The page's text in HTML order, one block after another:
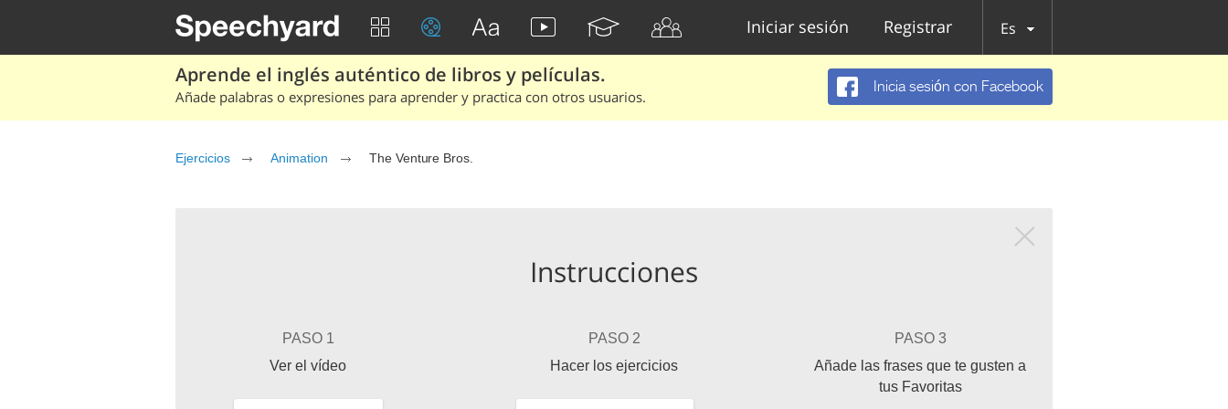
Iniciar sesión Registrar Es
Aprende el inglés auténtico de libros y películas.
Añade palabras o expresiones para aprender y practica con otros usuarios.
Inicia sesión con Facebook
Ejercicios Animation The Venture Bros.
Instrucciones
PASO 1
Ver el vídeo
PASO 2
Hacer los ejercicios
PASO 3
Añade las frases que te gusten a
tus Favoritas